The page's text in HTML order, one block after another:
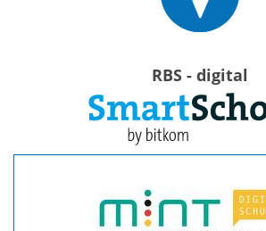
RBS - digital